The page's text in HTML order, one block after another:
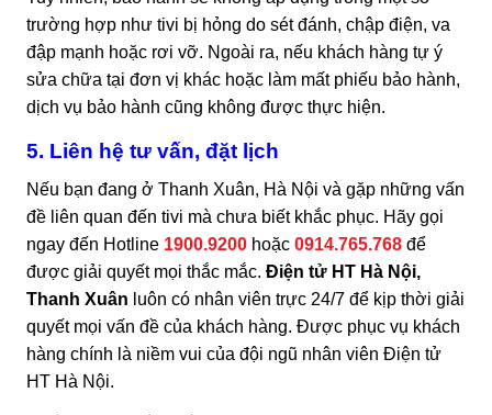
trường hợp như tivi bị hỏng do sét đánh, chập điện, va
đập mạnh hoặc rơi vỡ. Ngoài ra, nếu khách hàng tự ý
sửa chữa tại đơn vị khác hoặc làm mất phiếu bảo hành,
dịch vụ bảo hành cũng không được thực hiện.
5. Liên hệ tư vấn, đặt lịch
Nếu bạn đang ở Thanh Xuân, Hà Nội và gặp những vấn
đề liên quan đến tivi mà chưa biết khắc phục. Hãy gọi
ngay đến Hotline 1900.9200 hoặc 0914.765.768 để
được giải quyết mọi thắc mắc. Điện tử HT Hà Nội,
Thanh Xuân luôn có nhân viên trực 24/7 để kịp thời giải
quyết mọi vấn đề của khách hàng. Được phục vụ khách
hàng chính là niềm vui của đội ngũ nhân viên Điện tử
HT Hà Nội.